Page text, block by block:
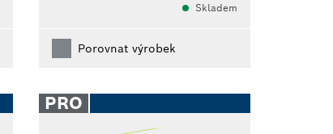
Skladem
Porovnat výrobek
PRO